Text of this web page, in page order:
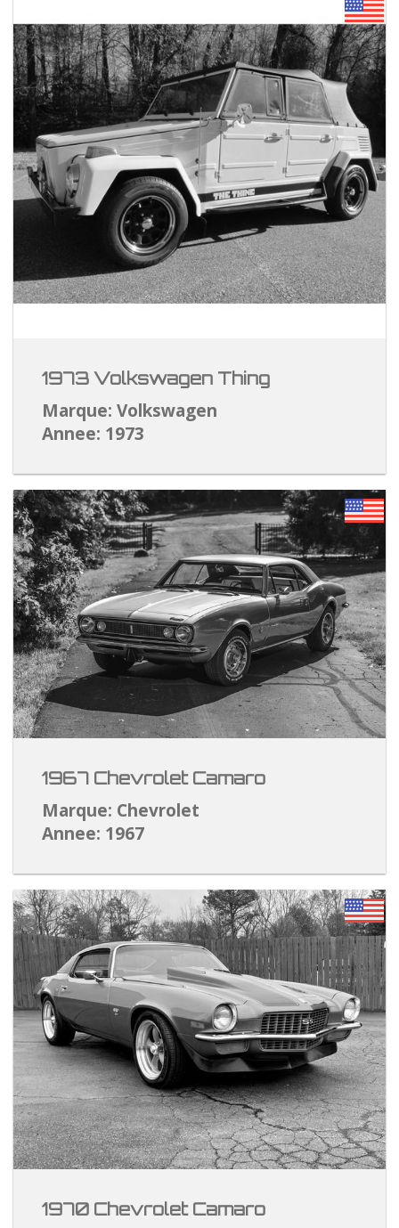
1973 Volkswagen Thing
Marque: Volkswagen
Annee: 1973
1967 Chevrolet Camaro
Marque: Chevrolet
Annee: 1967
1970 Chevrolet Camaro